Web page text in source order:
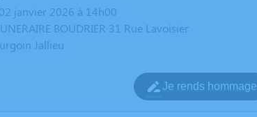
janvier 2026 à 14h00
BOUDRIER 31 Rue Lavoisier
Jallieu
Je rends hommage